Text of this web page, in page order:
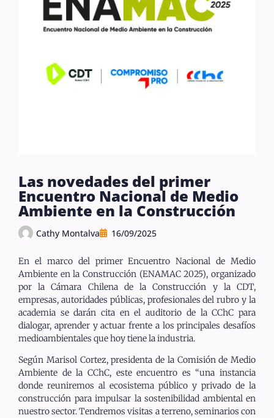
Las novedades del primer
Encuentro Nacional de Medio
Ambiente en la Construcción
Cathy Montalva 16/09/2025
En el marco del primer Encuentro Nacional de Medio
Ambiente en la Construcción (ENAMAC 2025), organizado
por la Cámara Chilena de la Construcción y la CDT,
empresas, autoridades públicas, profesionales del rubro y la
academia se darán cita en el auditorio de la CChC para
dialogar, aprender y actuar frente a los principales desafíos
medioambientales que hoy tiene la industria.
Según Marisol Cortez, presidenta de la Comisión de Medio
Ambiente de la CChC, este encuentro es “una instancia
donde reuniremos al ecosistema público y privado de la
construcción para impulsar la sostenibilidad ambiental en
nuestro sector. Tendremos visitas a terreno, seminarios con